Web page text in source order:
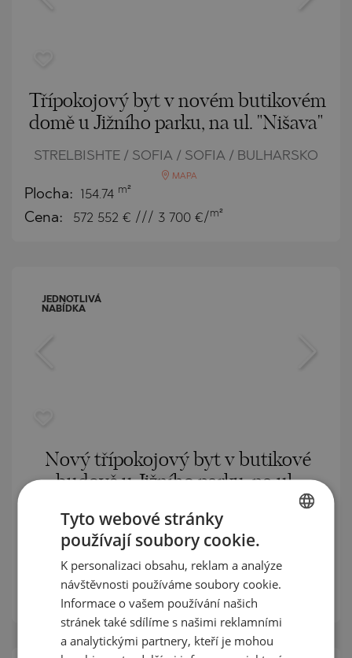
Třípokojový byt v novém butikovém
domě u Jižního parku, na ul. "Nišava"
STRELBISHTE / SOFIA / SOFIA / BULHARSKO
MAPA
Plocha: 154.74 m²
Cena: 572 552 € /// 3 700 €/ m²
JEDNOTLIVÁ
NABÍDKA
Nový třípokojový byt v butikové
budově u Jižního parku, na ul.
STRELBISHTE / SOFIA / SOFIA / BULHARSKO
Plocha: m²
Cena: 376 650€ /// 3 700 €/
BULGARIAN
ENGLISH
GERMAN
FRENCH
Tyto webové stránky
používají soubory cookie.
K personalizaci obsahu, reklam a analýze
návštěvnosti používáme soubory cookie.
Informace o vašem používání našich
stránek také sdílíme s našimi reklamními
a analytickými partnery, kteří je mohou